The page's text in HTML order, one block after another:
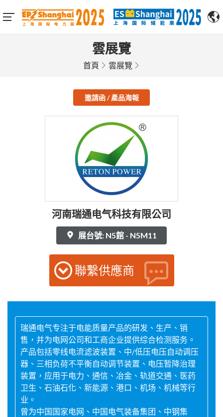
雲展覽
首頁 雲展覽
邀請函 / 產品海報
河南瑞通电气科技有限公司
展台號: N5館 - N5M11
聯繫供應商
瑞通电气专注于电能质量产品的研发、生产、销
售，并为电网公司和工商企业提供综合检测服务。
产品包括零线电流滤波装置、中/低压电压自动调压
器、三相负荷不平衡自动调节装置、电压暂降治理
装置，应用于电力、通信、冶金、轨道交通、医药
卫生、石油石化、新能源、港口、机场、机械等行
业。
曾为中国国家电网、中国电气装备集团、中钢集